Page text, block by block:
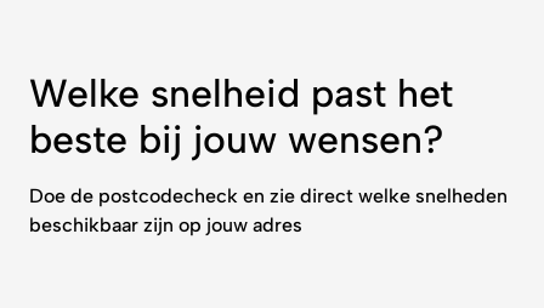
Welke snelheid past het
beste bij jouw wensen?
Doe de postcodecheck en zie direct welke snelheden
beschikbaar zijn op jouw adres